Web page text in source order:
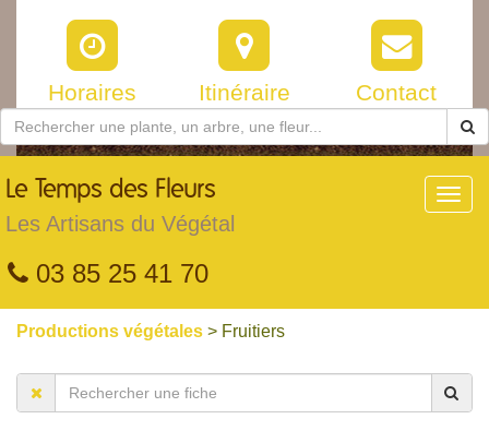
Horaires Itinéraire Contact
Le Temps des Fleurs
Les Artisans du Végétal
03 85 25 41 70
Productions végétales > Fruitiers